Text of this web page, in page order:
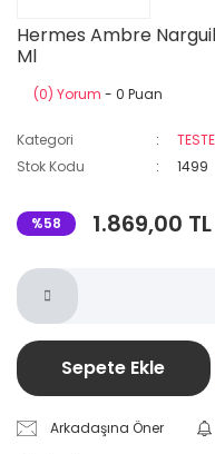
Hermes Ambre
Ml
(0) Yorum - 0 Puan
Kategori
Stok Kodu
1499
%58 1.869,00 TL
Sepete Ekle
Arkadaşına Öner